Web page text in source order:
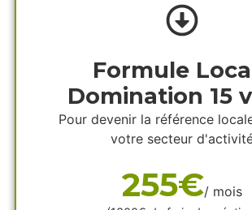
Formule
Domination 15
Pour devenir la référence
votre secteur
255€/ mois